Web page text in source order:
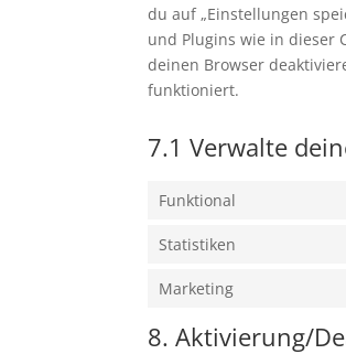
du auf „Einstellungen
und Plugins wie in dieser
deinen Browser
funktioniert.
7.1 Verwalte
Funktional
Statistiken
Marketing
8. Aktivierung/